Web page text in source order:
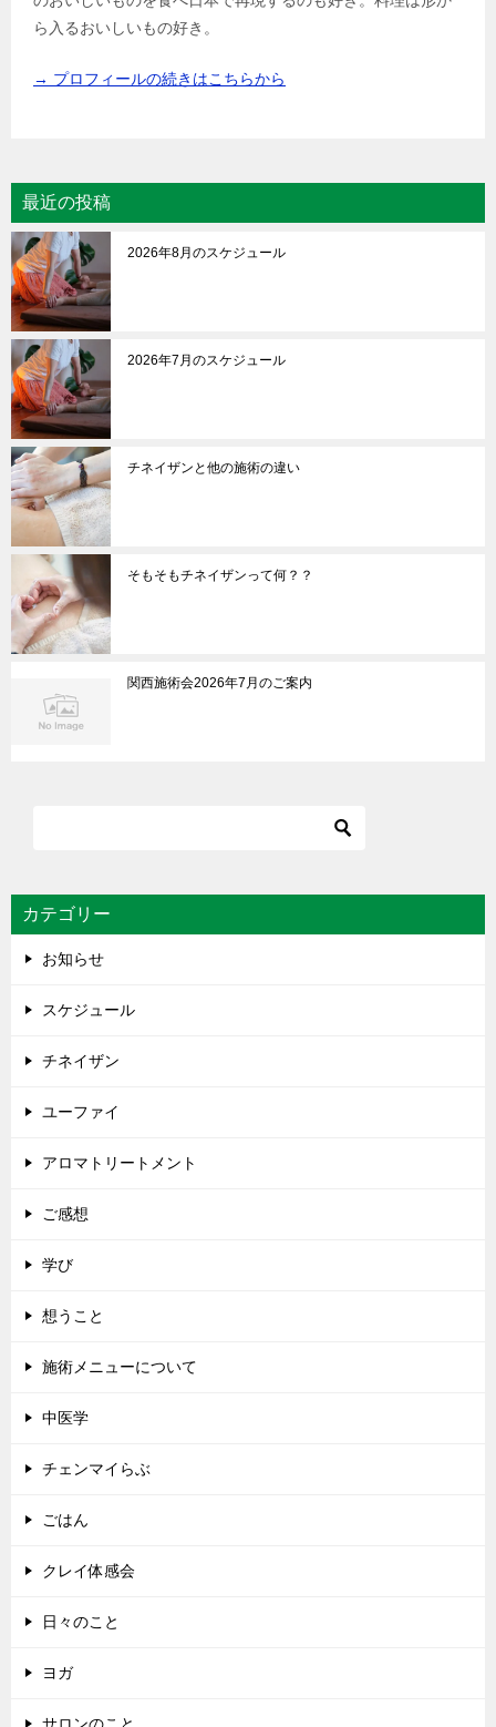
ら入るおいしいもの好き。
→ プロフィールの続きはこちらから
最近の投稿
2026年8月のスケジュール
2026年7月のスケジュール
チネイザンと他の施術の違い
そもそもチネイザンって何？？
関西施術会2026年7月のご案内
カテゴリー
お知らせ
スケジュール
チネイザン
ユーファイ
アロマトリートメント
ご感想
学び
想うこと
施術メニューについて
中医学
チェンマイらぶ
ごはん
クレイ体感会
日々のこと
ヨガ